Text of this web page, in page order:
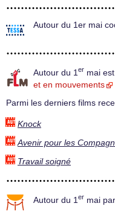
Autour du 1er mai
Autour du 1 er mai
et en mouvements
Parmi les derniers films
Knock
Avenir pour les
Travail soigné
Autour du 1 er mai